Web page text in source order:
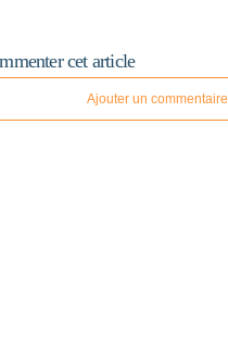
cet article
Ajouter un commentaire